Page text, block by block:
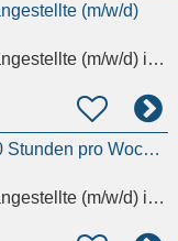
(m/w/d)
(m/w/d)in Gießen
ZMFA in Teilzeit für ca. 20 Stunden pro Woche !
(m/w/d)in Biedenkopf, Wallau